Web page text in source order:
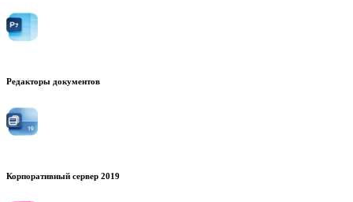
Редакторы документов
Корпоративный сервер 2019